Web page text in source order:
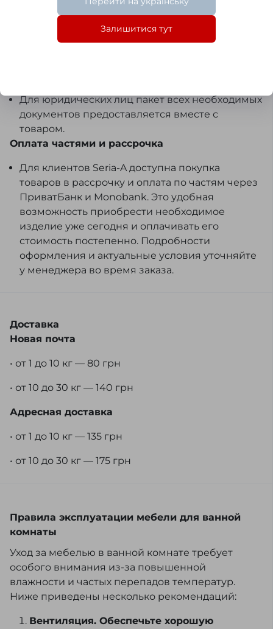
осуществляется следующим образом: после
оформления заказа мы вышлем Вам на
электронную почту либо через SMS/Viber счёт-
Для юридических лиц пакет всех необходимых
документов предоставляется вместе с
товаром.
Оплата частями и рассрочка
Для клиентов Seria-A доступна покупка
товаров в рассрочку и оплата по частям через
ПриватБанк и Monobank. Это удобная
возможность приобрести необходимое
изделие уже сегодня и оплачивать его
стоимость постепенно. Подробности
оформления и актуальные условия уточняйте
у менеджера во время заказа.
Доставка
Новая почта
• от 1 до 10 кг — 80 грн
• от 10 до 30 кг — 140 грн
Адресная доставка
• от 1 до 10 кг — 135 грн
• от 10 до 30 кг — 175 грн
Правила эксплуатации мебели для ванной
комнаты
Уход за мебелью в ванной комнате требует
особого внимания из-за повышенной
влажности и частых перепадов температур.
Ниже приведены несколько рекомендаций:
Вентиляция. Обеспечьте хорошую
Залишитися тут